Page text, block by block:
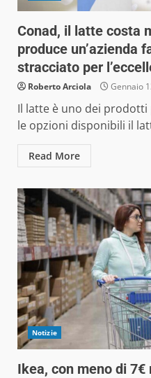
Conad, il latte costa
produce un’azienda
stracciato per
Roberto Arciola Gennaio
Il latte è uno dei
le opzioni disponibili il
Read More
Notizie
Ikea, con meno di